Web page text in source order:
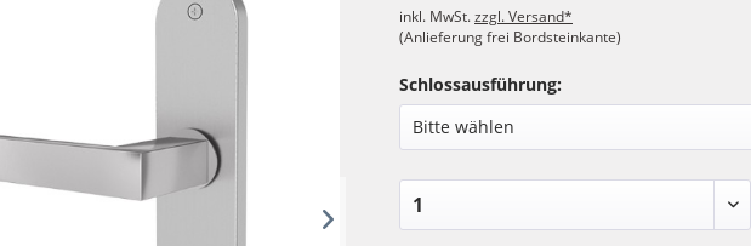
inkl. MwSt.zzgl. Versand*
(Anlieferung frei Bordsteinkante)
Schlossausführung: